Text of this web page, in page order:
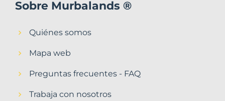
Sobre Murbalands ®
Quiénes somos
Mapa web
Preguntas frecuentes - FAQ
Trabaja con nosotros